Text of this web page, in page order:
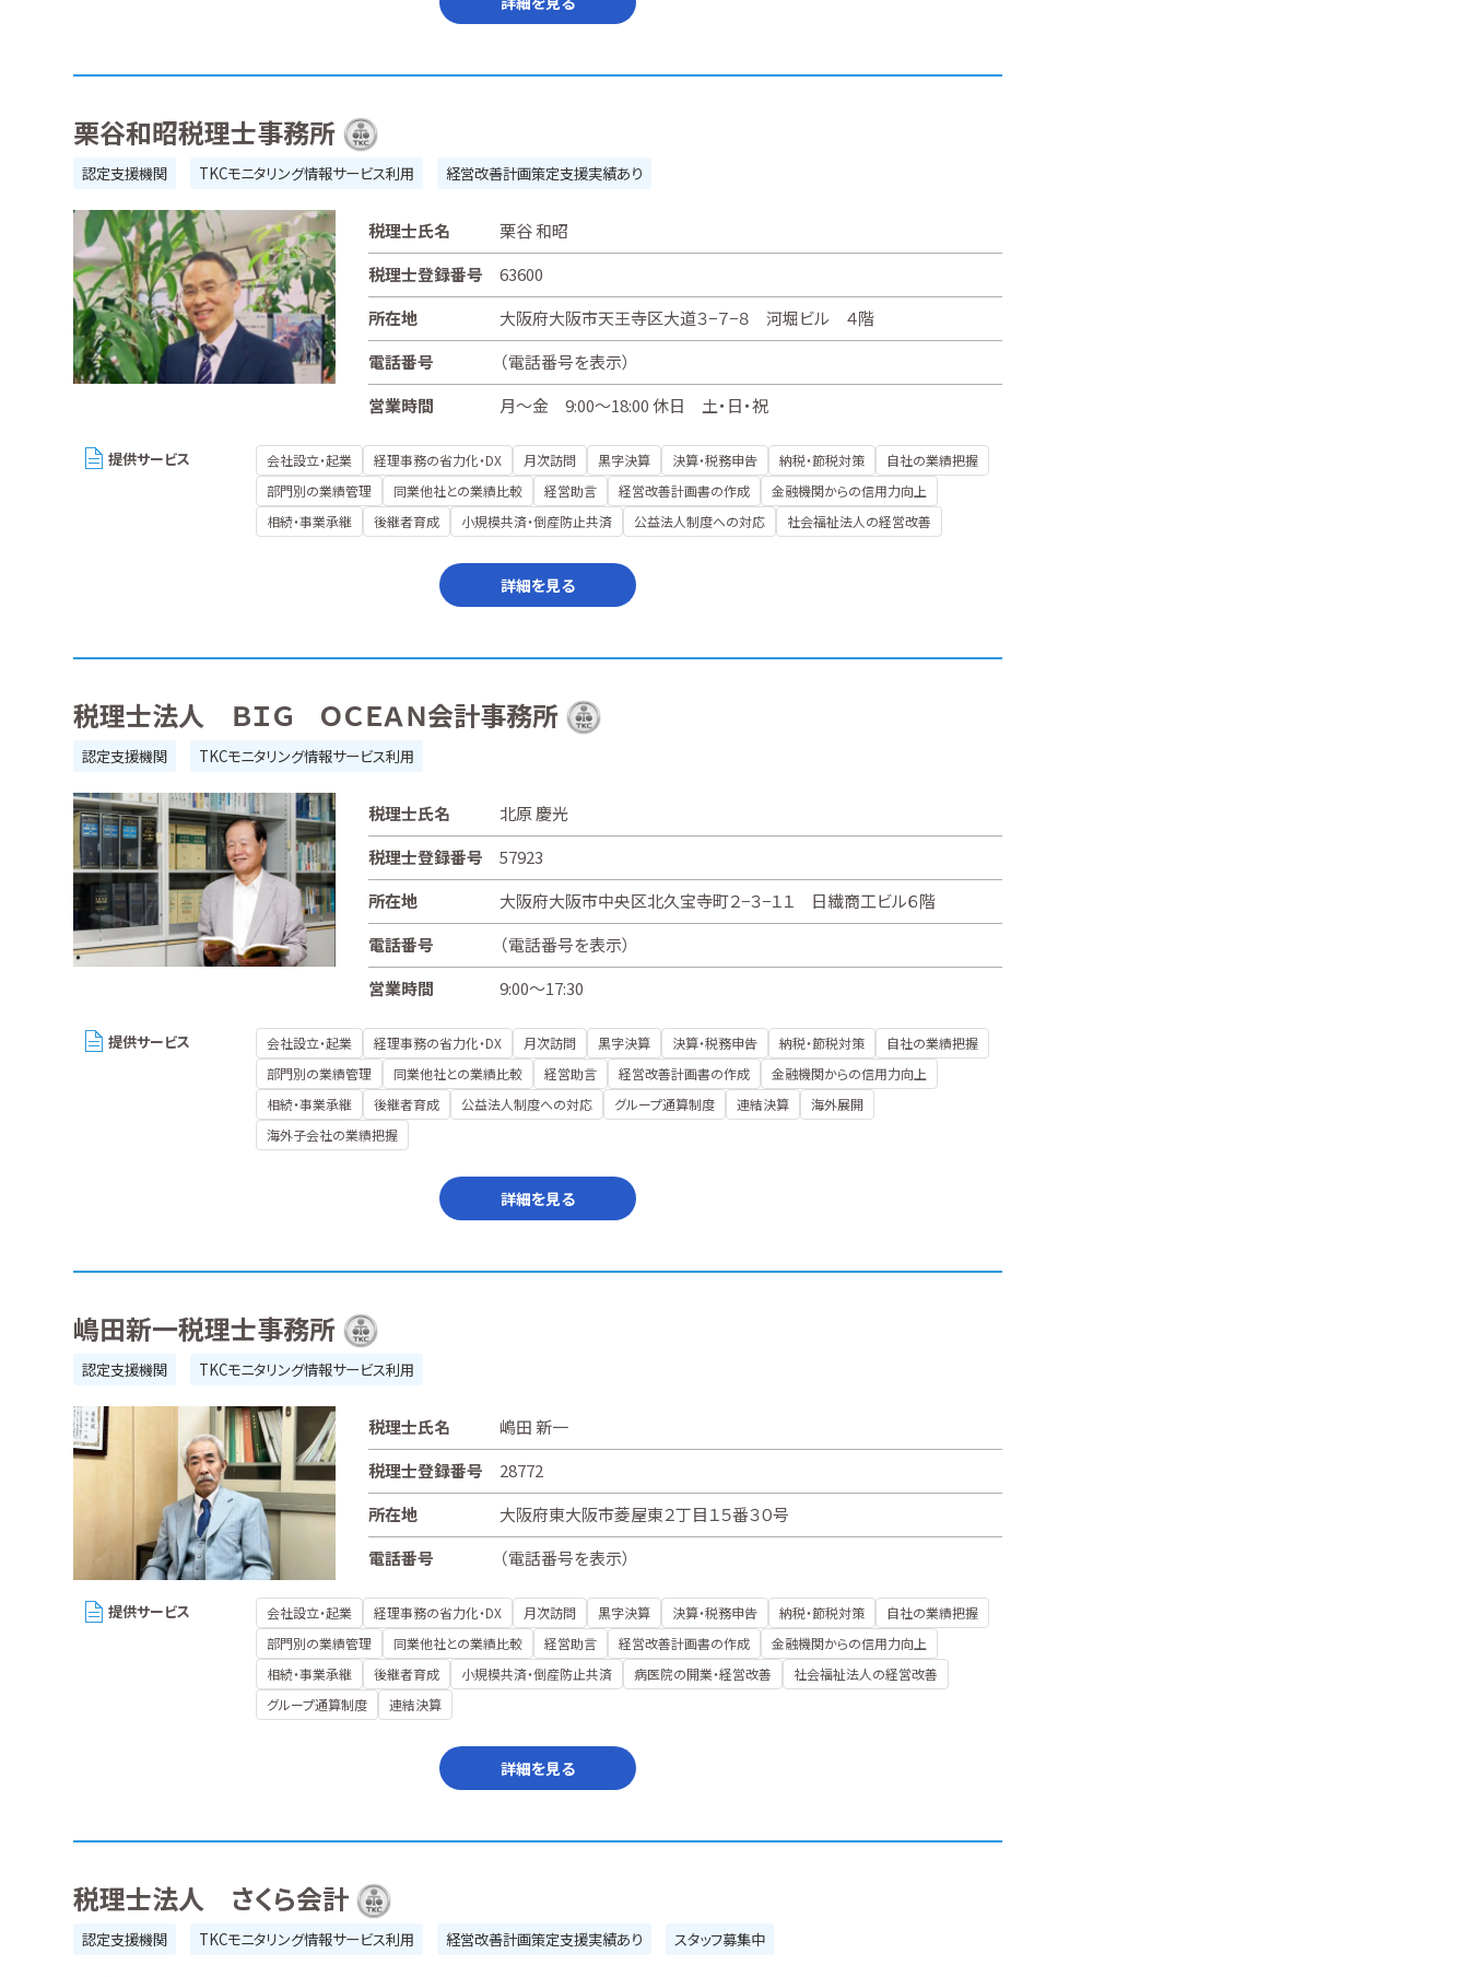
栗谷和昭税理士事務所
認定支援機関 TKCモニタリング情報サービス利用 経営改善計画策定支援実績あり
税理士氏名
栗谷 和昭
税理士登録番号
63600
所在地
大阪府大阪市天王寺区大道３−７−８ 河堀ビル ４階
電話番号
（電話番号を表示）
営業時間
月～金 9:00～18:00 休日 土・日・祝
提供サービス 会社設立・起業 経理事務の省力化・DX 月次訪問 黒字決算 決算・税務申告 納税・節税対策
自社の業績把握
部門別の業績管理
同業他社との業績比較 経営助言 経営改善計画書の作成
金融機関からの信用力向上
相続・事業承継
後継者育成 小規模共済・倒産防止共済 公益法人制度への対応 社会福祉法人の経営改善
詳細を見る
税理士法人 ＢＩＧ ＯＣＥＡＮ会計事務所
認定支援機関 TKCモニタリング情報サービス利用
税理士氏名
北原 慶光
税理士登録番号
57923
所在地
大阪府大阪市中央区北久宝寺町２−３−１１ 日繊商工ビル６階
電話番号
（電話番号を表示）
営業時間
9:00～17:30
提供サービス 会社設立・起業 経理事務の省力化・DX 月次訪問 黒字決算 決算・税務申告 納税・節税対策
自社の業績把握
部門別の業績管理
同業他社との業績比較 経営助言 経営改善計画書の作成
金融機関からの信用力向上
相続・事業承継
後継者育成 公益法人制度への対応 グループ通算制度 連結決算
海外展開
海外子会社の業績把握
詳細を見る
嶋田新一税理士事務所
認定支援機関 TKCモニタリング情報サービス利用
税理士氏名
嶋田 新一
税理士登録番号
28772
所在地
大阪府東大阪市菱屋東２丁目１５番３０号
電話番号
（電話番号を表示）
提供サービス 会社設立・起業 経理事務の省力化・DX 月次訪問 黒字決算 決算・税務申告 納税・節税対策
自社の業績把握
部門別の業績管理
同業他社との業績比較 経営助言 経営改善計画書の作成
金融機関からの信用力向上
相続・事業承継
後継者育成 小規模共済・倒産防止共済 病医院の開業・経営改善
社会福祉法人の経営改善
グループ通算制度
連結決算
詳細を見る
税理士法人 さくら会計
認定支援機関 TKCモニタリング情報サービス利用 経営改善計画策定支援実績あり スタッフ募集中